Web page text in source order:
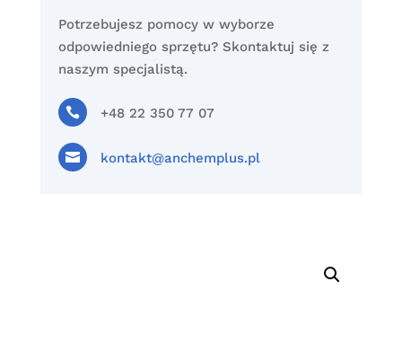
Potrzebujesz pomocy w wyborze
odpowiedniego sprzętu? Skontaktuj się z
naszym specjalistą.
 +48 22 350 77 07
 kontakt@anchemplus.pl